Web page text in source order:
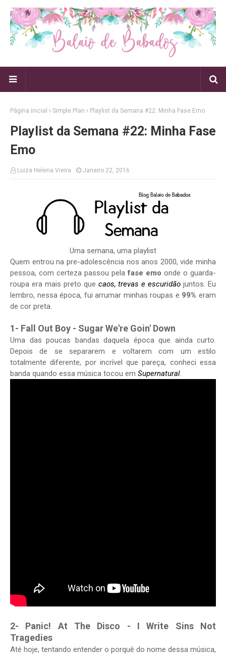
Página inicial Simple Plan Playlist da Semana #22: Minha Fase Emo
Playlist da Semana #22: Minha Fase
Emo
Luiza Helena Vieira Janeiro 22, 2016
Uma semana, uma playlist
Quem entrou na pre-adolescência nos anos 2000, vide minha
pessoa, com certeza passou pelafase emo onde o guarda-
roupa era mais preto que caos, trevas e escuridão juntos. Eu
lembro, nessa época, fui arrumar minhas roupas e 99% eram
de cor preta.
1- Fall Out Boy - Sugar We're Goin' Down
Uma das poucas bandas daquela época que ainda curto.
Depois de se separarem e voltarem com um estilo
totalmente diferente, por incrível que pareça, conheci essa
banda quando essa música tocou em Supernatural.
2- Panic! At The Disco - I Write Sins Not
Tragedies
Até hoje, tentando entender o porquê do nome dessa música,